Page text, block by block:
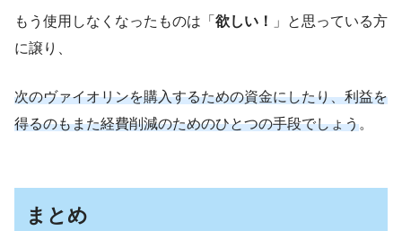
もう使用しなくなったものは「 欲しい！
」と思っている方
に譲り、
次のヴァイオリンを購入するための資金にしたり、利益を
得るのもまた経費削減のためのひとつの手段でしょう。
まとめ